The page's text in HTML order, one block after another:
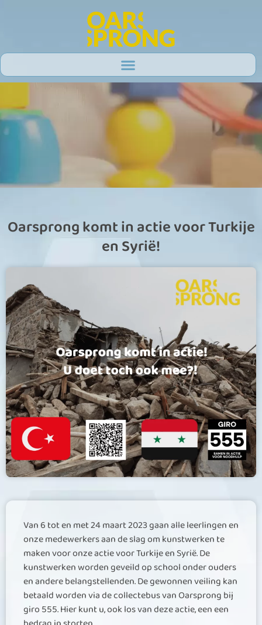
Oarsprong komt in actie voor Turkije
en Syrië!
Van 6 tot en met 24 maart 2023 gaan alle leerlingen en
onze medewerkers aan de slag om kunstwerken te
maken voor onze actie voor Turkije en Syrië. De
kunstwerken worden geveild op school onder ouders
en andere belangstellenden. De gewonnen veiling kan
betaald worden via de collectebus van Oarsprong bij
giro 555. Hier kunt u, ook los van deze actie, een een